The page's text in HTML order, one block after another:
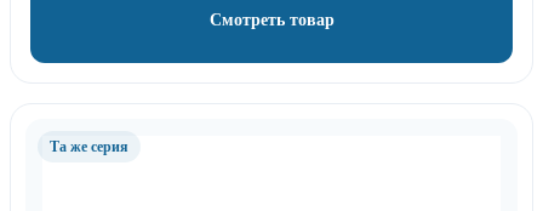
Смотреть товар
Та же серия